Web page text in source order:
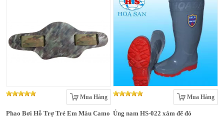
Mua Hàng
Phao Bơi Hỗ Trợ Trẻ Em Màu Camo
Mua Hàng
Ủng nam HS-022 xám đế đỏ